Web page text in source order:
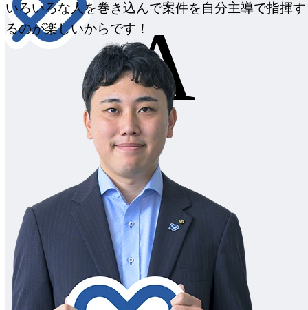
A
いろいろな人を巻き込んで案件を自分主導で指揮す
るのが楽しいからです！